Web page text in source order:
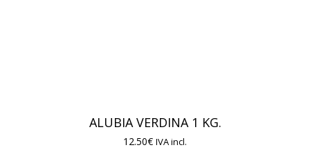
ALUBIA VERDINA 1 KG.
12.50€ IVA incl.